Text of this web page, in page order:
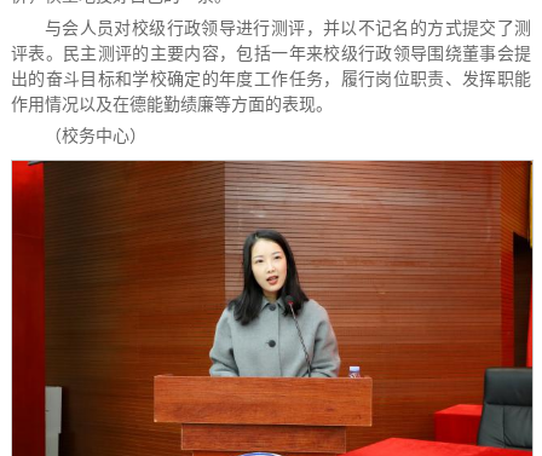
与会人员对校级行政领导进行测评，并以不记名的方式提交了测
评表。民主测评的主要内容，包括一年来校级行政领导围绕董事会提
出的奋斗目标和学校确定的年度工作任务，履行岗位职责、发挥职能
作用情况以及在德能勤绩廉等方面的表现。
（校务中心）